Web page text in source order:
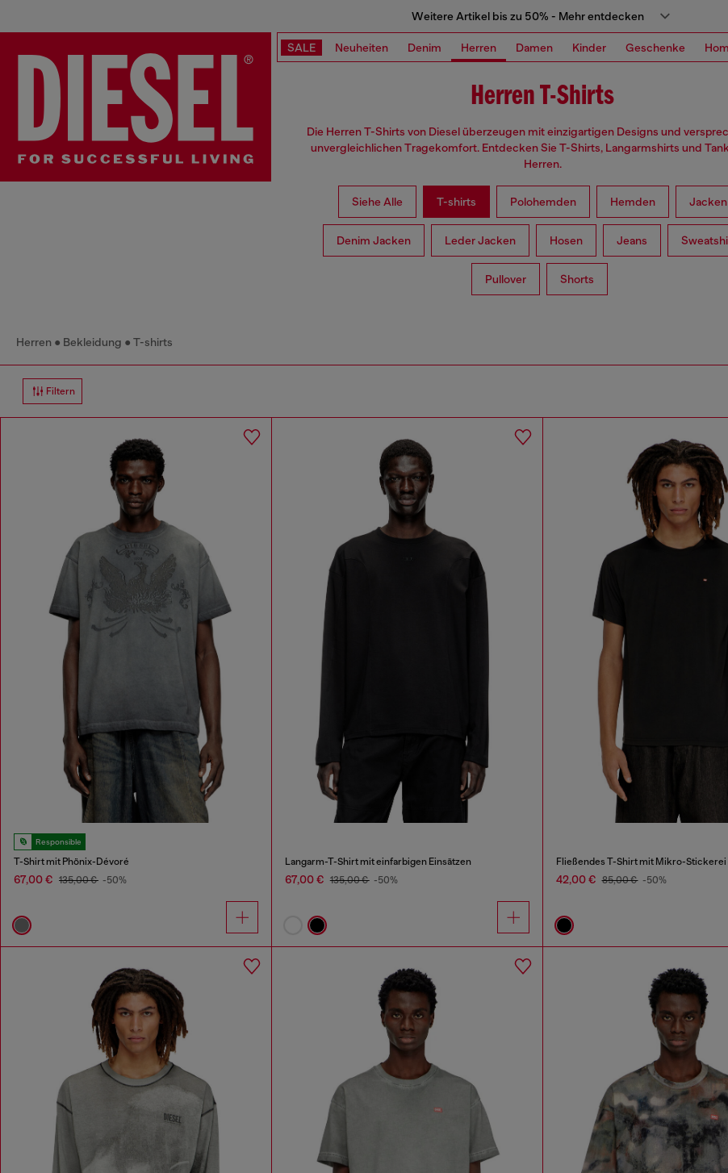
Weitere Artikel bis zu 50% - Mehr entdecken
SALE Neuheiten Denim Herren Damen Kinder Geschenke
Herren T-Shirts
Die Herren T-Shirts von Diesel überzeugen mit einzigartigen Designs und
unvergleichlichen Tragekomfort. Entdecken Sie T-Shirts, Langarmshirts und
Herren.
Siehe Alle T-shirts Polohemden Hemden Jacken
Denim Jacken Leder Jacken Hosen Jeans
Pullover Shorts
Herren Bekleidung T-shirts
Filtern
Responsible
T-Shirt mit Phönix-Dévoré
67,00 € 135,00 € -50%
Langarm-T-Shirt mit einfarbigen Einsätzen
67,00 € 135,00 € -50%
Fließendes T-Shirt mit Mikro-Stickerei
42,00 € 85,00 € -50%